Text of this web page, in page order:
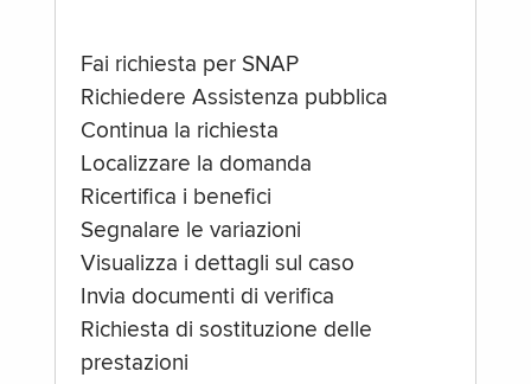
Fai richiesta per SNAP
Richiedere Assistenza pubblica
Continua la richiesta
Localizzare la domanda
Ricertifica i benefici
Segnalare le variazioni
Visualizza i dettagli sul caso
Invia documenti di verifica
Richiesta di sostituzione delle
prestazioni